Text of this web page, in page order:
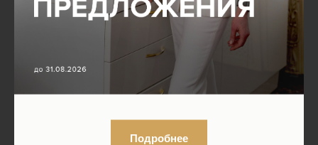
Подробнее